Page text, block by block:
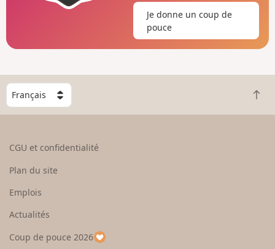
Je donne un coup de
pouce
C
o
e
u
p
R
e
CGU et confidentialité
Plan du site
Emplois
Actualités
Coup de pouce 2026